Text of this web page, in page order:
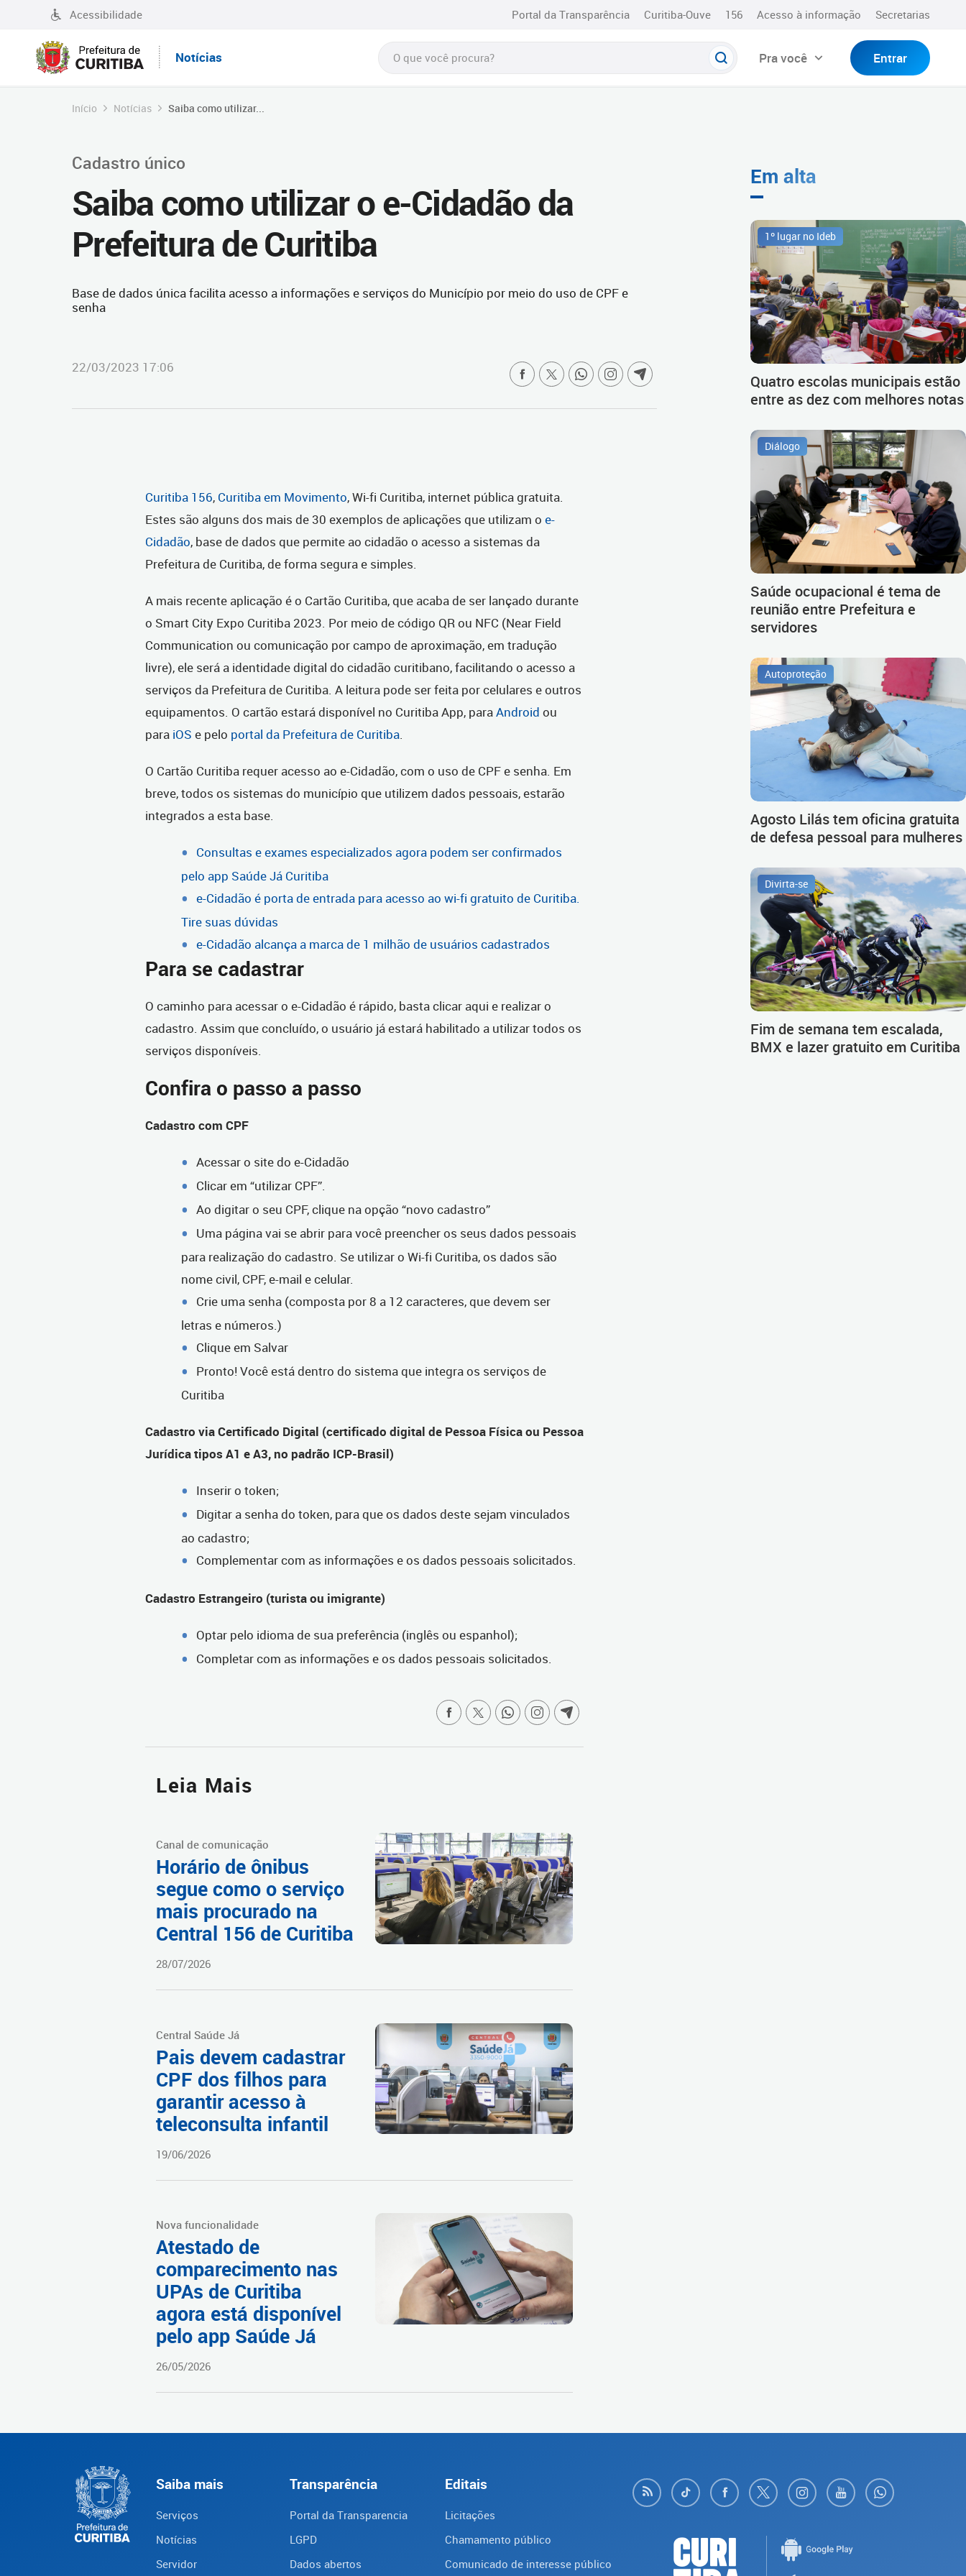
Acessibilidade Portal da Transparência Curitiba-Ouve 156 Acesso à informação Secretarias
Notícias Pra você Entrar
Início Notícias Saiba como utilizar...
Cadastro único
Saiba como utilizar o e-Cidadão da
Prefeitura de Curitiba
Base de dados única facilita acesso a informações e serviços do Município por meio do uso de CPF e
senha
22/03/2023 17:06
Curitiba 156, Curitiba em Movimento, Wi-fi Curitiba, internet pública gratuita.
Estes são alguns dos mais de 30 exemplos de aplicações que utilizam o e-
Cidadão, base de dados que permite ao cidadão o acesso a sistemas da
Prefeitura de Curitiba, de forma segura e simples.
A mais recente aplicação é o Cartão Curitiba, que acaba de ser lançado durante
o Smart City Expo Curitiba 2023. Por meio de código QR ou NFC (Near Field
Communication ou comunicação por campo de aproximação, em tradução
livre), ele será a identidade digital do cidadão curitibano, facilitando o acesso a
serviços da Prefeitura de Curitiba. A leitura pode ser feita por celulares e outros
equipamentos. O cartão estará disponível no Curitiba App, paraAndroid ou
para iOS e pelo portal da Prefeitura de Curitiba.
O Cartão Curitiba requer acesso ao e-Cidadão, com o uso de CPF e senha. Em
breve, todos os sistemas do município que utilizem dados pessoais, estarão
integrados a esta base.
Consultas e exames especializados agora podem ser confirmados
pelo app Saúde Já Curitiba
e-Cidadão é porta de entrada para acesso ao wi-fi gratuito de Curitiba.
Tire suas dúvidas
e-Cidadão alcança a marca de 1 milhão de usuários cadastrados
Para se cadastrar
O caminho para acessar o e-Cidadão é rápido, basta clicar aqui e realizar o
cadastro. Assim que concluído, o usuário já estará habilitado a utilizar todos os
serviços disponíveis.
Confira o passo a passo
Cadastro com CPF
Acessar o site do e-Cidadão
Clicar em “utilizar CPF”.
Ao digitar o seu CPF, clique na opção “novo cadastro”
Uma página vai se abrir para você preencher os seus dados pessoais
para realização do cadastro. Se utilizar o Wi-fi Curitiba, os dados são
nome civil, CPF, e-mail e celular.
Crie uma senha (composta por 8 a 12 caracteres, que devem ser
letras e números.)
Clique em Salvar
Pronto! Você está dentro do sistema que integra os serviços de
Curitiba
Cadastro via Certificado Digital (certificado digital de Pessoa Física ou Pessoa
Jurídica tipos A1 e A3, no padrão ICP-Brasil)
Inserir o token;
Digitar a senha do token, para que os dados deste sejam vinculados
ao cadastro;
Complementar com as informações e os dados pessoais solicitados.
Cadastro Estrangeiro (turista ou imigrante)
Optar pelo idioma de sua preferência (inglês ou espanhol);
Completar com as informações e os dados pessoais solicitados.
Leia Mais
Canal de comunicação
Horário de ônibus
segue como o serviço
mais procurado na
Central 156 de Curitiba
28/07/2026
Central Saúde Já
Pais devem cadastrar
CPF dos filhos para
garantir acesso à
teleconsulta infantil
19/06/2026
Nova funcionalidade
Atestado de
comparecimento nas
UPAs de Curitiba
agora está disponível
pelo app Saúde Já
26/05/2026
Em alta
1º lugar no Ideb
Quatro escolas municipais estão
entre as dez com melhores notas
Diálogo
Saúde ocupacional é tema de
reunião entre Prefeitura e
servidores
Autoproteção
Agosto Lilás tem oficina gratuita
de defesa pessoal para mulheres
Divirta-se
Fim de semana tem escalada,
BMX e lazer gratuito em Curitiba
Saiba mais
Serviços
Notícias
Servidor
Transparência
Portal da Transparencia
LGPD
Dados abertos
Editais
Licitações
Chamamento público
Comunicado de interesse público